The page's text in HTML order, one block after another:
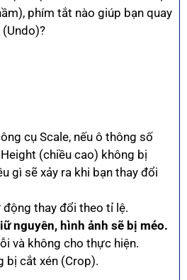
phím tắt nào giúp bạn quay
cụ Scale, nếu ô thông số
(chiều cao) không bị
gì sẽ xảy ra khi bạn thay đổi
thay đổi theo tỉ lệ.
nguyên, hình ảnh sẽ bị méo.
và không cho thực hiện.
bị cắt xén (Crop).